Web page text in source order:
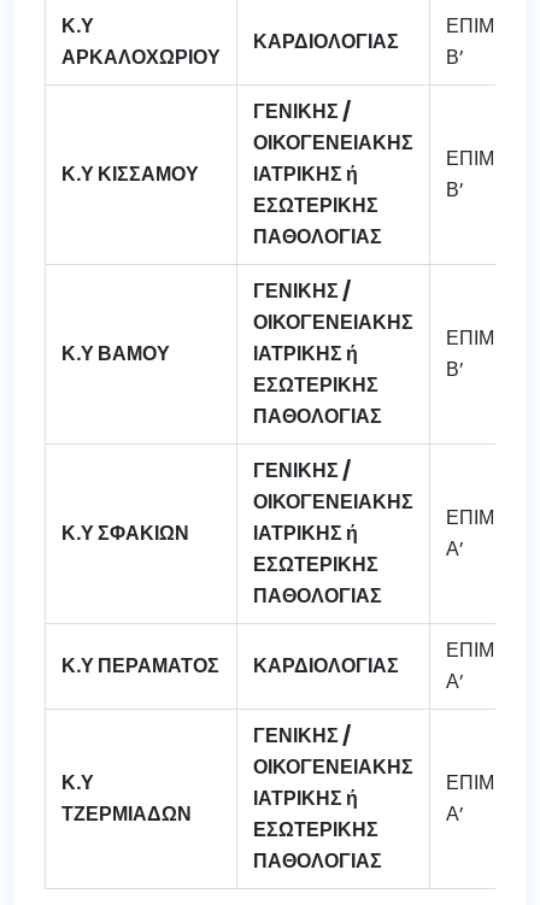
Κ.Υ
ΑΡΚΑΛΟΧΩΡΙΟΥ
ΚΑΡΔΙΟΛΟΓΙΑΣ
Β’
Κ.Υ ΚΙΣΣΑΜΟΥ
ΓΕΝΙΚΗΣ /
ΟΙΚΟΓΕΝΕΙΑΚΗΣ
ΙΑΤΡΙΚΗΣ ή
ΕΣΩΤΕΡΙΚΗΣ
ΠΑΘΟΛΟΓΙΑΣ
Β’
Κ.Υ ΒΑΜΟΥ
ΓΕΝΙΚΗΣ /
ΟΙΚΟΓΕΝΕΙΑΚΗΣ
ΙΑΤΡΙΚΗΣ ή
ΕΣΩΤΕΡΙΚΗΣ
ΠΑΘΟΛΟΓΙΑΣ
Β’
Κ.Υ ΣΦΑΚΙΩΝ
ΓΕΝΙΚΗΣ /
ΟΙΚΟΓΕΝΕΙΑΚΗΣ
ΙΑΤΡΙΚΗΣ ή
ΕΣΩΤΕΡΙΚΗΣ
ΠΑΘΟΛΟΓΙΑΣ
Α’
Κ.Υ ΠΕΡΑΜΑΤΟΣ ΚΑΡΔΙΟΛΟΓΙΑΣ
Α’
Κ.Υ
ΤΖΕΡΜΙΑΔΩΝ
ΓΕΝΙΚΗΣ /
ΟΙΚΟΓΕΝΕΙΑΚΗΣ
ΙΑΤΡΙΚΗΣ ή
ΕΣΩΤΕΡΙΚΗΣ
ΠΑΘΟΛΟΓΙΑΣ
Α’